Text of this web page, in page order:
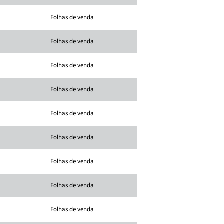
Folhas de venda
Folhas de venda
Folhas de venda
Folhas de venda
Folhas de venda
Folhas de venda
Folhas de venda
Folhas de venda
Folhas de venda